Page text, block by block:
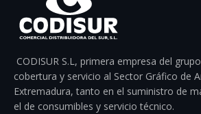
CODISUR S.L, primera empresa del
cobertura y servicio al Sector Gráfico de
Extremadura, tanto en el suministro de
el de consumibles y servicio técnico.